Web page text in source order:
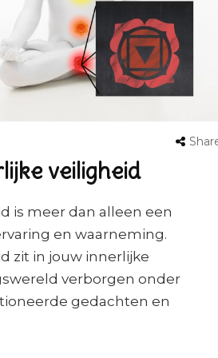
veiligheid
is meer dan alleen een
en waarneming.
zit in jouw innerlijke
verborgen onder
gedachten en